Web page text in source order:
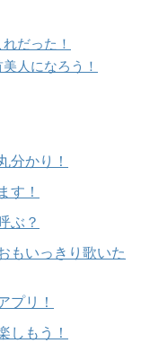
だった！
人になろう！
分かり！
す！
ぶ？
もいっきり歌いた
プリ！
しもう！